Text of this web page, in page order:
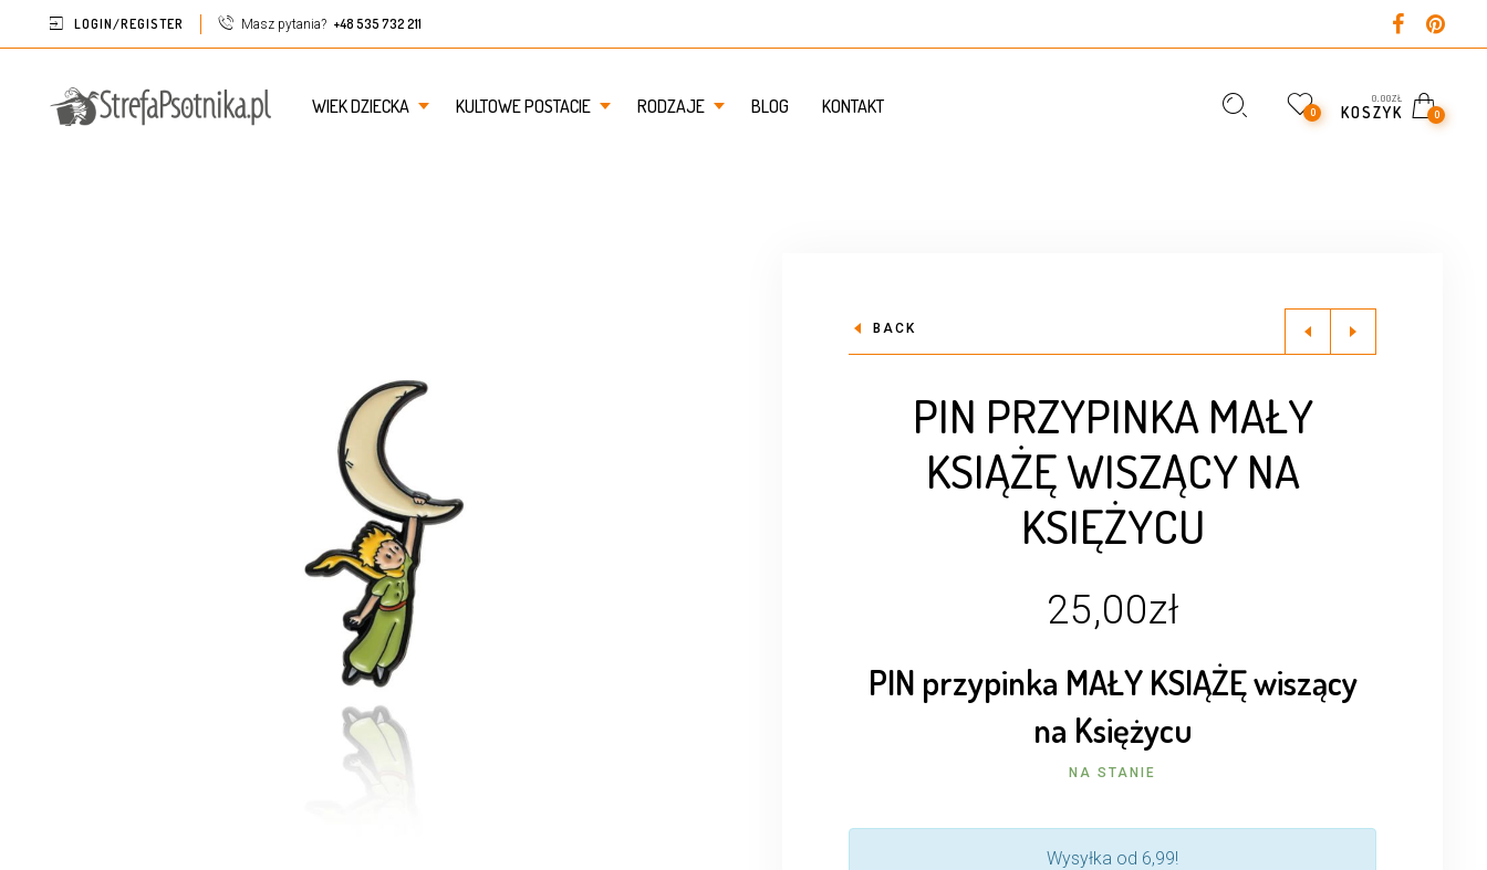
LOGIN/REGISTER Masz pytania? +48 535 732 211
WIEK DZIECKA KULTOWE POSTACIE RODZAJE BLOG KONTAKT 0
0,00ZŁ
KOSZYK 0
BACK
PIN PRZYPINKA MAŁY
KSIĄŻĘ WISZĄCY NA
KSIĘŻYCU
25,00zł
PIN przypinka MAŁY KSIĄŻĘ wiszący
na Księżycu
NA STANIE
Wysyłka od 6,99!